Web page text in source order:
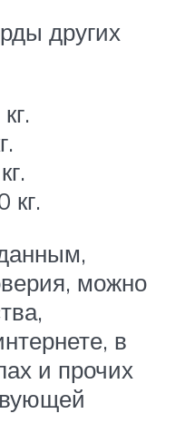
других
кг.
можно
в
и прочих